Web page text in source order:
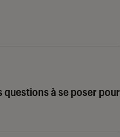
questions à se poser pour